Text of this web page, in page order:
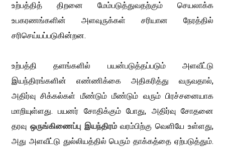
உற்பத்தித் திறனை மேம்படுத்துவதற்கும் செயலாக்க
உபகரணங்களின் அளவுருக்கள் சரியான நேரத்தில்
சரிசெய்யப்படுகின்றன.
உற்பத்தி தளங்களில் பயன்படுத்தப்படும் அளவீட்டு
இயந்திரங்களின் எண்ணிக்கை அதிகரித்து வருவதால்,
அதிர்வு சிக்கல்கள் மீண்டும் மீண்டும் வரும் பிரச்சனையாக
மாறியுள்ளது. பயனர் சோதிக்கும் போது, ​​அதிர்வு சோதனை
தரவு ஒருங்கிணைப்பு இயந்திரம்வரம்பிற்கு வெளியே உள்ளது,
அது அளவீட்டு துல்லியத்தில் பெரும் தாக்கத்தை ஏற்படுத்தும்.